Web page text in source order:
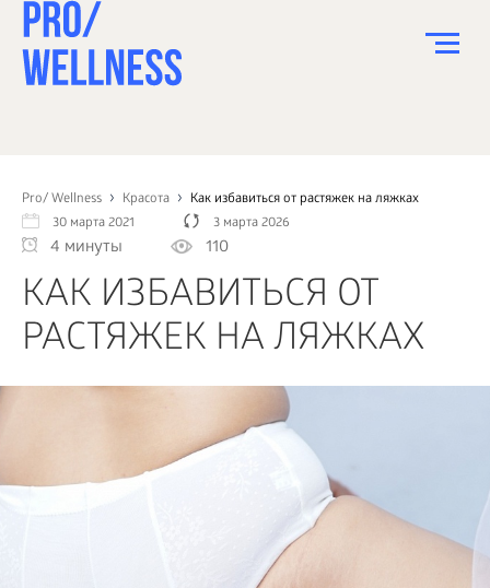
Pro/ Wellness Красота
Как избавиться от растяжек на ляжках
30 марта 2021
3 марта 2026
4 минуты 110
КАК ИЗБАВИТЬСЯ ОТ
РАСТЯЖЕК НА ЛЯЖКАХ
СПОРТ
ЗДОРОВЬЕ
КРАСОТА
ПСИХОЛОГИЯ
БИЗНЕС